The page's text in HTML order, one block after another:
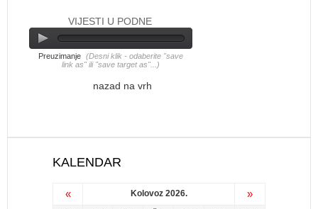
VIJESTI U PODNE
Preuzimanje (Desni klik - odaberite "save
link as" ili "save target as"...)
nazad na vrh
KALENDAR
« Kolovoz 2026. »
Zaboravili ste lozinku?